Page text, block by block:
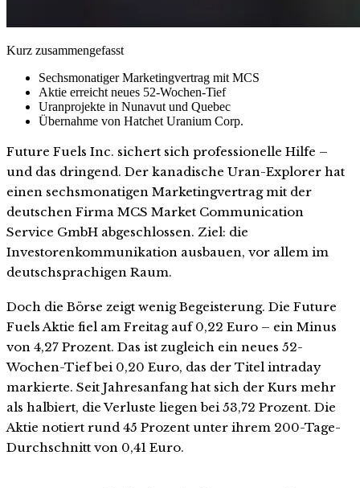
Kurz zusammengefasst
Sechsmonatiger Marketingvertrag mit MCS
Aktie erreicht neues 52-Wochen-Tief
Uranprojekte in Nunavut und Quebec
Übernahme von Hatchet Uranium Corp.
Future Fuels Inc. sichert sich professionelle Hilfe –
und das dringend. Der kanadische Uran-Explorer hat
einen sechsmonatigen Marketingvertrag mit der
deutschen Firma MCS Market Communication
Service GmbH abgeschlossen. Ziel: die
Investorenkommunikation ausbauen, vor allem im
deutschsprachigen Raum.
Doch die Börse zeigt wenig Begeisterung. Die Future
Fuels Aktie fiel am Freitag auf 0,22 Euro – ein Minus
von 4,27 Prozent. Das ist zugleich ein neues 52-
Wochen-Tief bei 0,20 Euro, das der Titel intraday
markierte. Seit Jahresanfang hat sich der Kurs mehr
als halbiert, die Verluste liegen bei 53,72 Prozent. Die
Aktie notiert rund 45 Prozent unter ihrem 200-Tage-
Durchschnitt von 0,41 Euro.